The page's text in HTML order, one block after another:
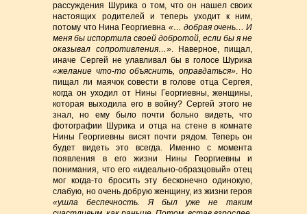
рассуждения Шурика о том, что он нашел своих
настоящих родителей и теперь уходит к ним,
потому что Нина Георгиевна «… добрая очень… И
меня бы испортила своей добротой, если бы я не
оказывал сопротивления…». Наверное, пищал,
иначе Сергей не улавливал бы в голосе Шурика
«желание что-то объяснить, оправдаться». Но
пищал ли маячок совести в голове отца Сергея,
когда он уходил от Нины Георгиевны, женщины,
которая выходила его в войну? Сергей этого не
знал, но ему было почти больно видеть, что
фотографии Шурика и отца на стене в комнате
Нины Георгиевны висят почти рядом. Теперь он
будет видеть это всегда. Именно с момента
появления в его жизни Нины Георгиевны и
понимания, что его «идеально-образцовый» отец
мог когда-то бросить эту бесконечно одинокую,
слабую, но очень добрую женщину, из жизни героя
«ушла беспечность. Я был уже не таким